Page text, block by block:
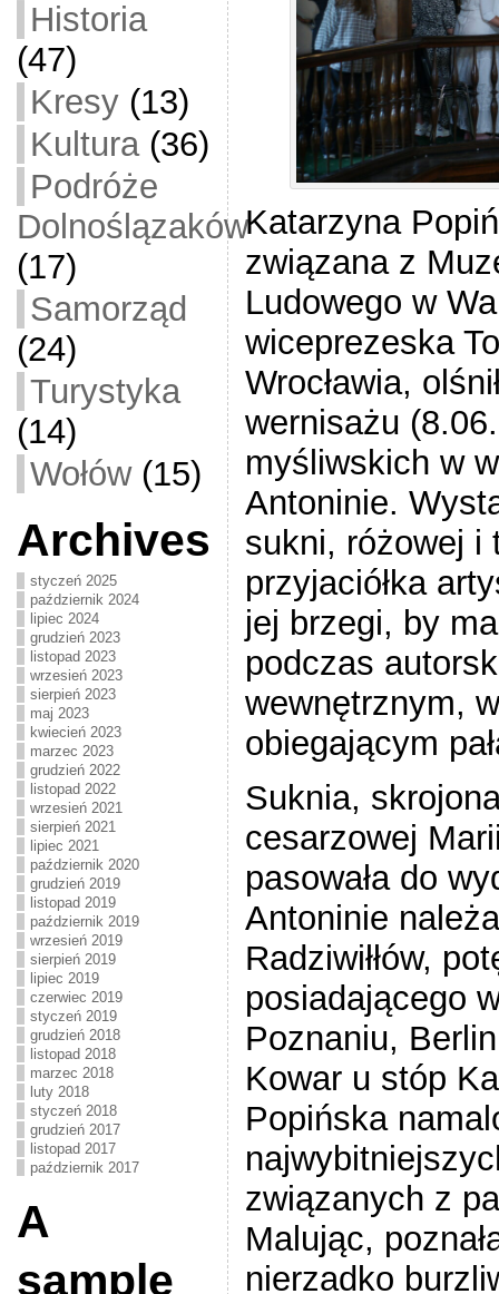
Historia
(47)
Kresy(13)
Kultura(36)
Podróże
Dolnoślązaków
(17)
Samorząd
(24)
Turystyka
(14)
Wołów(15)
Archives
styczeń 2025
październik 2024
lipiec 2024
grudzień 2023
listopad 2023
wrzesień 2023
sierpień 2023
maj 2023
kwiecień 2023
marzec 2023
grudzień 2022
listopad 2022
wrzesień 2021
sierpień 2021
lipiec 2021
październik 2020
grudzień 2019
listopad 2019
październik 2019
wrzesień 2019
sierpień 2019
lipiec 2019
czerwiec 2019
styczeń 2019
grudzień 2018
listopad 2018
marzec 2018
luty 2018
styczeń 2018
grudzień 2017
listopad 2017
październik 2017
A
sample
Katarzyna
związana z
Ludowego w
wiceprezeska
Wrocławia,
wernisażu
myśliwskich w
Antoninie.
sukni, różowej i
przyjaciółka
jej brzegi, by
podczas
wewnętrznym,
obiegającym
Suknia,
cesarzowej
pasowała do
Antoninie
Radziwiłłów,
posiadającego
Poznaniu,
Kowar u stóp
Popińska
związanych z
Malując,
nierzadko